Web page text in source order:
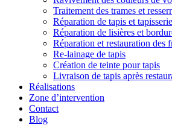
Traitement des trames et
Réparation de tapis et
Réparation de lisières et
Réparation et restauration des
Re-lainage de tapis
Création de teinte pour tapis
Livraison de tapis après
Réalisations
Zone d’intervention
Contact
Blog